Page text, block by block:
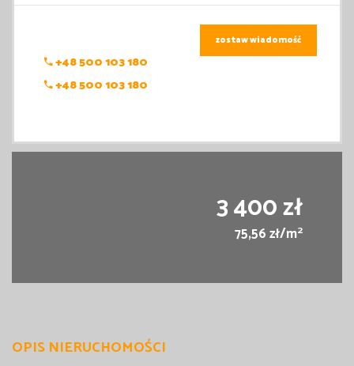
+48 500 103 180
+48 500 103 180
zostaw wiadomość
3 400 zł
75,56 zł/m2
OPIS NIERUCHOMOŚCI